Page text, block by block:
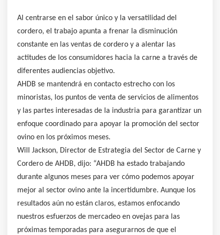
Al centrarse en el sabor único y la versatilidad del
cordero, el trabajo apunta a frenar la disminución
constante en las ventas de cordero y a alentar las
actitudes de los consumidores hacia la carne a través de
diferentes audiencias objetivo.
AHDB se mantendrá en contacto estrecho con los
minoristas, los puntos de venta de servicios de alimentos
y las partes interesadas de la industria para garantizar un
enfoque coordinado para apoyar la promoción del sector
ovino en los próximos meses.
Will Jackson, Director de Estrategia del Sector de Carne y
Cordero de AHDB, dijo: “AHDB ha estado trabajando
durante algunos meses para ver cómo podemos apoyar
mejor al sector ovino ante la incertidumbre. Aunque los
resultados aún no están claros, estamos enfocando
nuestros esfuerzos de mercadeo en ovejas para las
próximas temporadas para asegurarnos de que el